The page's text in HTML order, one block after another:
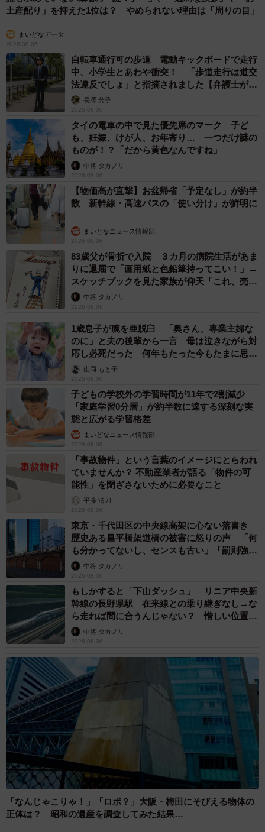
土産配り」を抑えた1位は？ やめられない理由は「周りの目」
まいどなデータ
2026.08.06
自転車通行可の歩道 電動キックボードで走行
中、小学生とあわや衝突！ 「歩道走行は道交
法違反でしょ」と指摘されました【弁護士が解
説】長澤 芳子
2026.08.06
タイの電車の中で見た優先席のマーク 子ど
も、妊娠、けが人、お年寄り… 一つだけ謎の
ものが！？「だから黄色なんですね」
中将 タカノリ
2026.08.06
【物価高が直撃】お盆帰省「予定なし」が約半
数 新幹線・高速バスの「使い分け」が鮮明に
まいどなニュース情報部
2026.08.06
83歳父が骨折で入院 ３カ月の病院生活があま
りに退屈で「画用紙と色鉛筆持ってこい！」→
スケッチブックを見た家族が仰天「これ、売れ
ますよ…」
中将 タカノリ
2026.08.06
1歳息子が腕を亜脱臼 「奥さん、専業主婦な
のに」と夫の後輩から一言 母は泣きながら対
応し必死だった 何年もたった今もたまに思い
出し…山岡 もと子
2026.08.06
子どもの学校外の学習時間が11年で2割減少
「家庭学習0分層」が約半数に達する深刻な実
態と広がる学習格差
まいどなニュース情報部
2026.08.06
「事故物件」という言葉のイメージにとらわれ
ていませんか？ 不動産業者が語る「物件の可
能性」を閉ざさないために必要なこと
平藤 清刀
2026.08.06
東京・千代田区の中央線高架に心ない落書き
歴史ある昌平橋架道橋の被害に怒りの声 「何
も分かってないし、センスも古い」「罰則強化
して」中将 タカノリ
2026.08.06
もしかすると「下山ダッシュ」 リニア中央新
幹線の長野県駅 在来線との乗り継ぎなし→な
ら走れば間に合うんじゃない？ 惜しい位置関
係が反響
中将 タカノリ
2026.08.06
「なんじゃこりゃ！」「ロボ？」大阪・梅田にそびえる物体の
正体は？ 昭和の遺産を調査してみた結果…